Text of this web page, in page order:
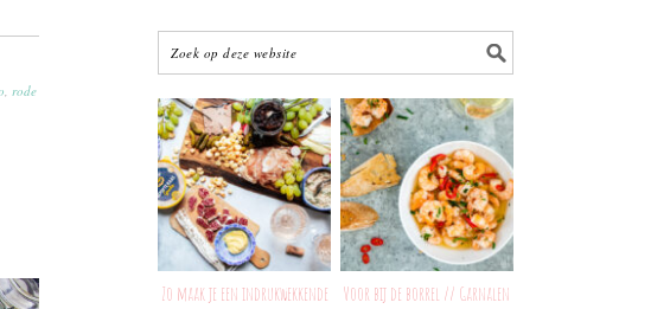
rode
Zo maak je een indrukwekkende
Voor bij de borrel // Garnalen